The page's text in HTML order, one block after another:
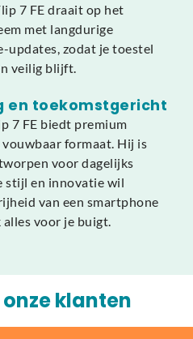
7 FE draait op het
met langdurige
updates, zodat je toestel
veilig blijft.
en toekomstgericht
7 FE biedt premium
formaat. Hij is
voor dagelijks
stijl en innovatie wil
van een smartphone
voor je buigt.
klanten